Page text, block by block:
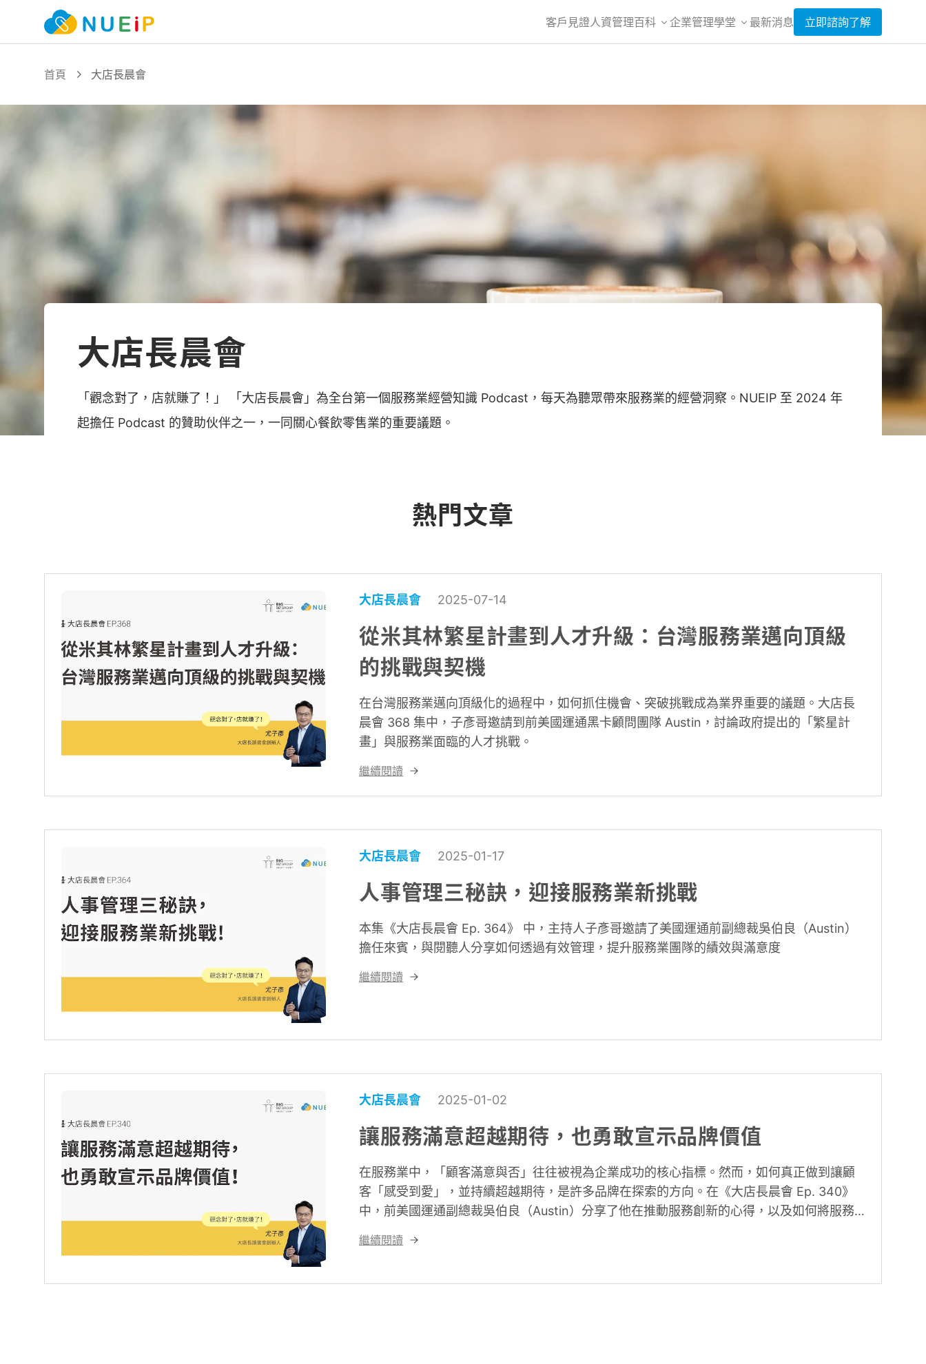
客戶見證人資管理百科 企業管理學堂 最新消息 立即諮詢了解
首頁 大店長晨會
大店長晨會
「觀念對了，店就賺了！」 「大店長晨會」為全台第一個服務業經營知識 Podcast，每天為聽眾帶來服務業的經營洞察。NUEIP 至 2024 年
起擔任 Podcast 的贊助伙伴之一，一同關心餐飲零售業的重要議題。
熱門文章
大店長晨會 2025-07-14
從米其林繁星計畫到人才升級：台灣服務業邁向頂級
的挑戰與契機
在台灣服務業邁向頂級化的過程中，如何抓住機會、突破挑戰成為業界重要的議題。大店長
晨會 368 集中，子彥哥邀請到前美國運通黑卡顧問團隊 Austin，討論政府提出的「繁星計
畫」與服務業面臨的人才挑戰。
繼續閱讀
大店長晨會 2025-01-17
人事管理三秘訣，迎接服務業新挑戰
本集《大店長晨會 Ep. 364》 中，主持人子彥哥邀請了美國運通前副總裁吳伯良（Austin）
擔任來賓，與閱聽人分享如何透過有效管理，提升服務業團隊的績效與滿意度
繼續閱讀
大店長晨會 2025-01-02
讓服務滿意超越期待，也勇敢宣示品牌價值
在服務業中，「顧客滿意與否」往往被視為企業成功的核心指標。然而，如何真正做到讓顧
客「感受到愛」，並持續超越期待，是許多品牌在探索的方向。在《大店長晨會 Ep. 340》
中，前美國運通副總裁吳伯良（Austin）分享了他在推動服務創新的心得，以及如何將服務
繼續閱讀